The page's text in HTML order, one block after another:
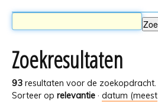
Zoekresultaten
93 resultaten voor de zoekopdracht.
Sorteer op relevantie · datum (meest